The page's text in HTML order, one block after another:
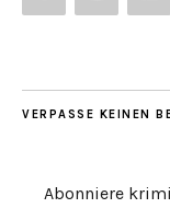
VERPASSE KEINEN
Abonniere